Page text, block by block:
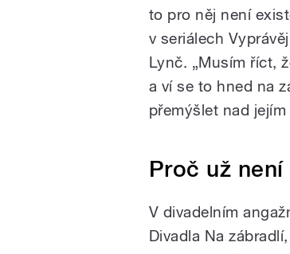
to pro něj není
v seriálech
Lynč. „Musím říct,
a ví se to hned na
přemýšlet nad
Proč už
V divadelním
Divadla Na